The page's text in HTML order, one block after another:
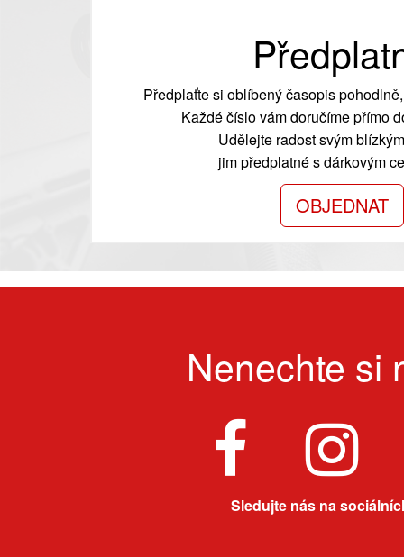
Předplaťte si oblíbený časopis
Každé číslo vám doručíme přímo
Udělejte radost svým
jim předplatné s dárkovým
OBJEDNAT
Nenechte si
Sledujte nás na